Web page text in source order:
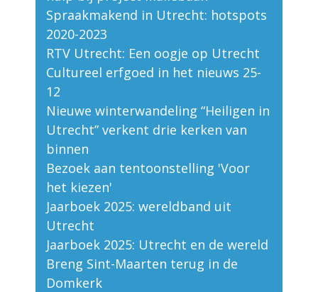
Spraakmakend in Utrecht: hotspots
2020-2023
RTV Utrecht: Een oogje op Utrecht
Cultureel erfgoed in het nieuws 25-
12
Nieuwe winterwandeling “Heiligen in
Utrecht” verkent drie kerken van
binnen
Bezoek aan tentoonstelling 'Voor
het kiezen'
Jaarboek 2025: wereldband uit
Utrecht
Jaarboek 2025: Utrecht en de wereld
Breng Sint-Maarten terug in de
Domkerk